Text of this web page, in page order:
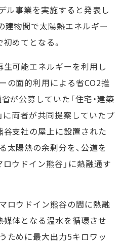
ル事業を実施すると発表し
建物間で太陽熱エネルギー
めてとなる。
可能エネルギーを利用し
の面的利用による省CO2推
が公募していた「住宅・建築
に両者が共同提案していたプ
谷支社の屋上に設置された
太陽熱の余剰分を、公道を
ウドイン熊谷」に熱融通す
ロウドイン熊谷の間に熱融
媒体となる温水を循環させ
ために最大出力5キロワッ